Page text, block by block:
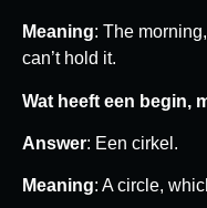
Meaning: The
can’t hold it.
Wat heeft een begin,
Answer: Een cirkel.
Meaning: A circle,